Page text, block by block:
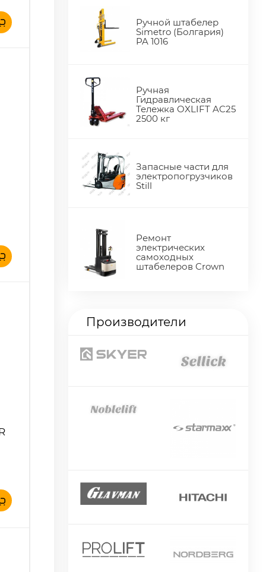
Ручной штабелер
Simetro (Болгария)
PA 1016
Ручная
Гидравлическая
Тележка OXLIFT AC25
2500 кг
Запасные части для
электропогрузчиков
Still
Ремонт
электрических
самоходных
штабелеров Crown
Производители